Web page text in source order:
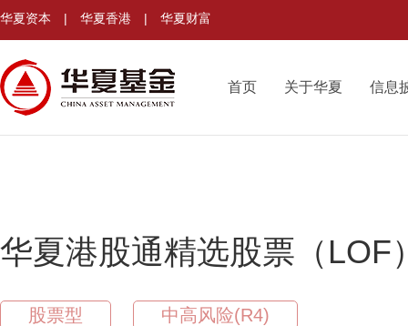
华夏资本 | 华夏香港 | 华夏财富
首页 关于华夏 信息
华夏港股通精选股票（LOF
股票型 中高风险(R4)